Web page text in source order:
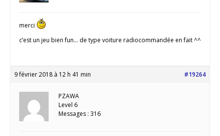
merci
c’est un jeu bien fun… de type voiture radiocommandée en fait ^^
9 février 2018 à 12 h 41 min #19264
PZAWA
Level 6
Messages : 316